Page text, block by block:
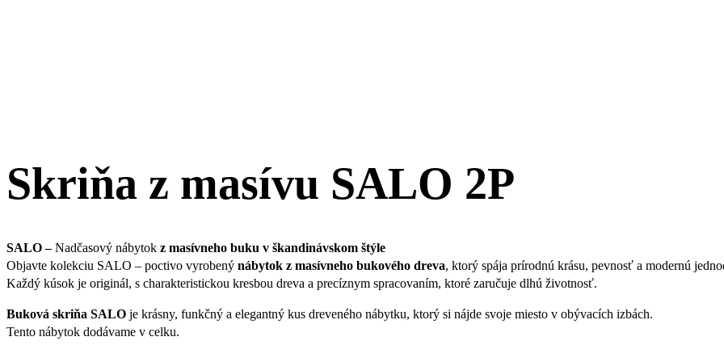
Skriňa z masívu SALO 2P
SALO –Nadčasový nábytok z masívneho buku v škandinávskom štýle
Objavte kolekciu SALO – poctivo vyrobený nábytok z masívneho bukového dreva, ktorý spája prírodnú krásu, pevnosť a modernú
Každý kúsok je originál, s charakteristickou kresbou dreva a precíznym spracovaním, ktoré zaručuje dlhú životnosť.
Buková skriňa SALO je krásny, funkčný a elegantný kus dreveného nábytku, ktorý si nájde svoje miesto v obývacích izbách.
Tento nábytok dodávame v celku.